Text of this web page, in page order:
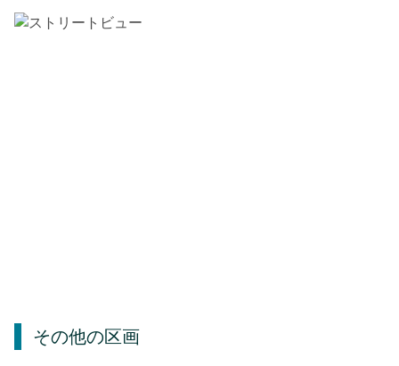
その他の区画